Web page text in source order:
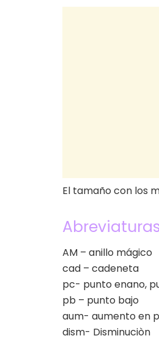
El tamaño con los
AM – anillo mágico
cad – cadeneta
pc- punto enano,
pb – punto bajo
aum- aumento en
dism- Disminuciòn